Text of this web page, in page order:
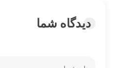
دیدگاه شما